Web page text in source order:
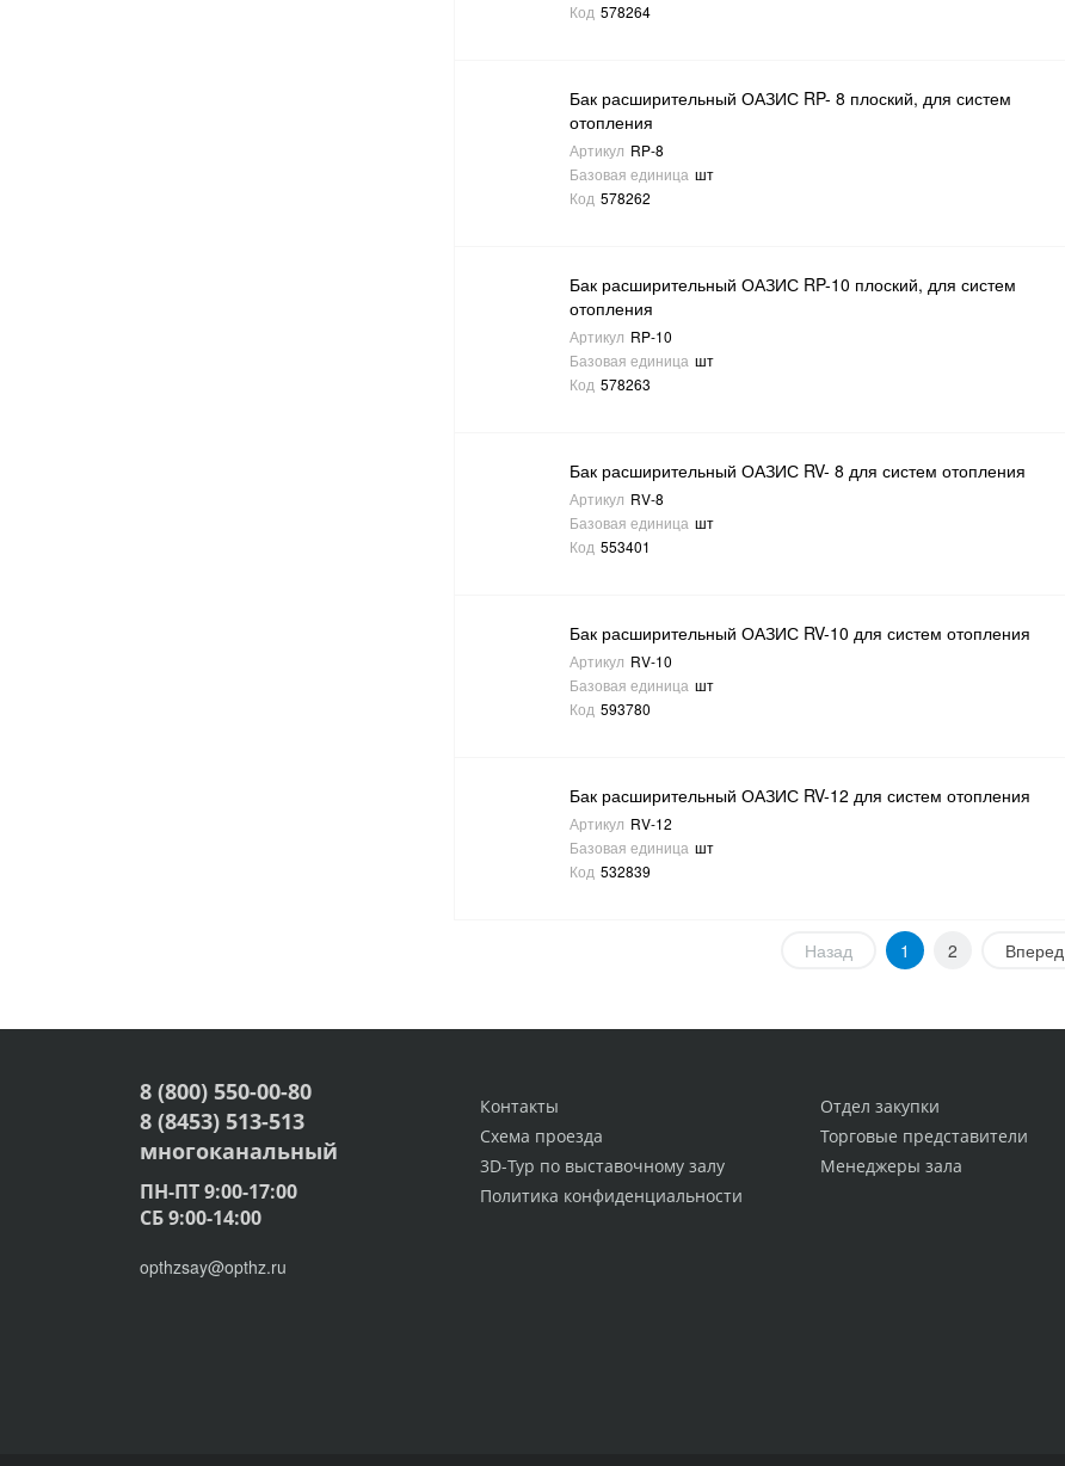
Код 578264
Бак расширительный ОАЗИС RP- 8 плоский, для систем
отопления
Артикул RP-8
Базовая единица шт
Код 578262
Бак расширительный ОАЗИС RP-10 плоский, для систем
отопления
Артикул RP-10
Базовая единица шт
Код 578263
Бак расширительный ОАЗИС RV- 8 для систем отопления
Артикул RV-8
Базовая единица шт
Код 553401
Бак расширительный ОАЗИС RV-10 для систем отопления
Артикул RV-10
Базовая единица шт
Код 593780
Бак расширительный ОАЗИС RV-12 для систем отопления
Артикул RV-12
Базовая единица шт
Код 532839
Назад 1 2 Вперед
Отдел закупки
Торговые представители
Менеджеры зала
Контакты
Схема проезда
3D-Тур по выставочному залу
Политика конфиденциальности
8 (800) 550-00-80
8 (8453) 513-513
многоканальный
ПН-ПТ 9:00-17:00
СБ 9:00-14:00
opthzsay@opthz.ru